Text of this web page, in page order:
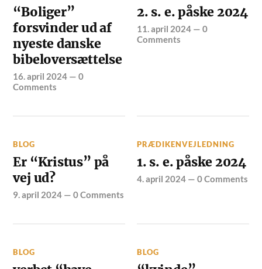
“Boliger”
forsvinder ud af
nyeste danske
bibeloversættelse
16. april 2024 —0
Comments
2. s. e. påske 2024
11. april 2024 —0
Comments
BLOG
Er “Kristus” på
vej ud?
9. april 2024 —0 Comments
PRÆDIKENVEJLEDNING
1. s. e. påske 2024
4. april 2024 —0 Comments
BLOG BLOG